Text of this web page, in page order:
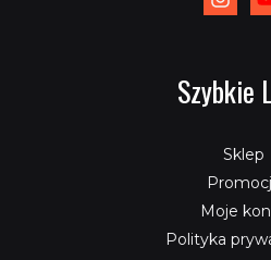
Szybkie
Sklep
Moje
Polityka